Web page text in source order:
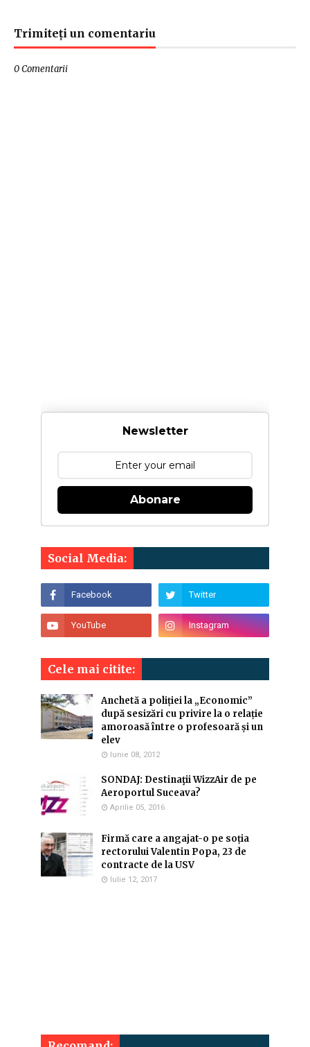
Trimiteți un comentariu
0 Comentarii
Newsletter
Abonare
Social Media:
Cele mai citite:
Anchetă a poliției la „Economic”
după sesizări cu privire la o relație
amoroasă între o profesoară și un
elev
Iunie 08, 2012
SONDAJ: Destinaţii WizzAir de pe
Aeroportul Suceava?
Aprilie 05, 2016
Firmă care a angajat-o pe soția
rectorului Valentin Popa, 23 de
contracte de la USV
Iulie 12, 2017